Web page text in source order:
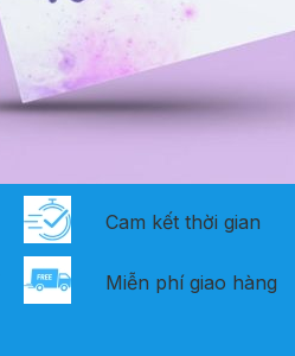
Cam kết thời gian
Miễn phí giao hàng